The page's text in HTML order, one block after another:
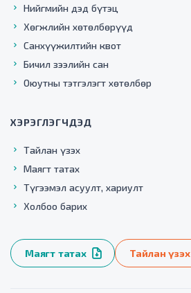
Нийгмийн дэд бүтэц
Хөгжлийн хөтөлбөрүүд
Санхүүжилтийн квот
Бичил зээлийн сан
Оюутны тэтгэлэгт хөтөлбөр
ХЭРЭГЛЭГЧДЭД
Тайлан үзэх
Маягт татах
Түгээмэл асуулт, хариулт
Холбоо барих
Маягт татах Тайлан үзэх